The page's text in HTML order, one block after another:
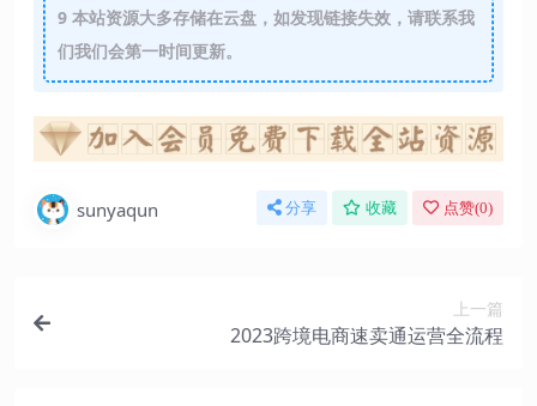
9本站资源大多存储在云盘，如发现链接失效，请联系我
们我们会第一时间更新。
sunyaqun 分享 收藏 点赞(0)
上一篇
2023跨境电商速卖通运营全流程